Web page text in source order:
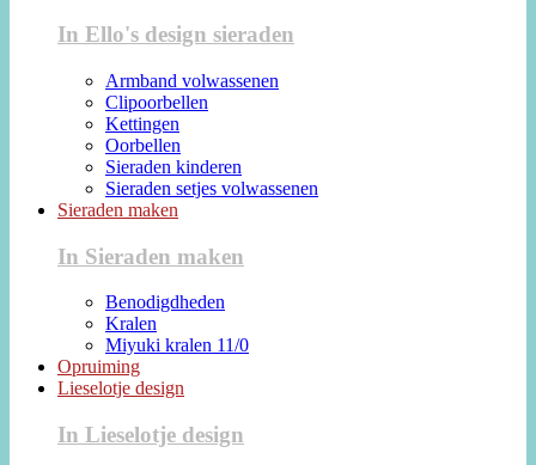
In Ello's design sieraden
Armband volwassenen
Clipoorbellen
Kettingen
Oorbellen
Sieraden kinderen
Sieraden setjes volwassenen
Sieraden maken
In Sieraden maken
Benodigdheden
Kralen
Miyuki kralen 11/0
Opruiming
Lieselotje design
In Lieselotje design